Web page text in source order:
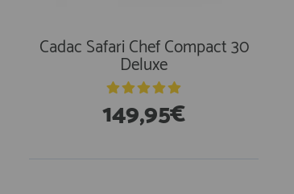
Cadac Safari Chef Compact 30
Deluxe
149,95€